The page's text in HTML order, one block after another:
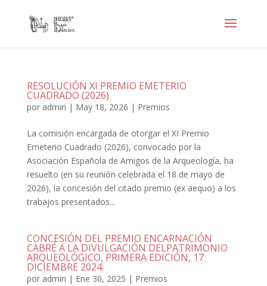
RESOLUCIÓN XI PREMIO EMETERIO
CUADRADO (2026)
por admin | May 18, 2026 | Premios
La comisión encargada de otorgar el XI Premio
Emeterio Cuadrado (2026), convocado por la
Asociación Española de Amigos de la Arqueología, ha
resuelto (en su reunión celebrada el 18 de mayo de
2026), la concesión del citado premio (ex aequo) a los
trabajos presentados...
CONCESIÓN DEL PREMIO ENCARNACIÓN
CABRÉ A LA DIVULGACIÓN DELPATRIMONIO
ARQUEOLÓGICO, PRIMERA EDICIÓN, 17
DICIEMBRE 2024:
por admin | Ene 30, 2025 | Premios